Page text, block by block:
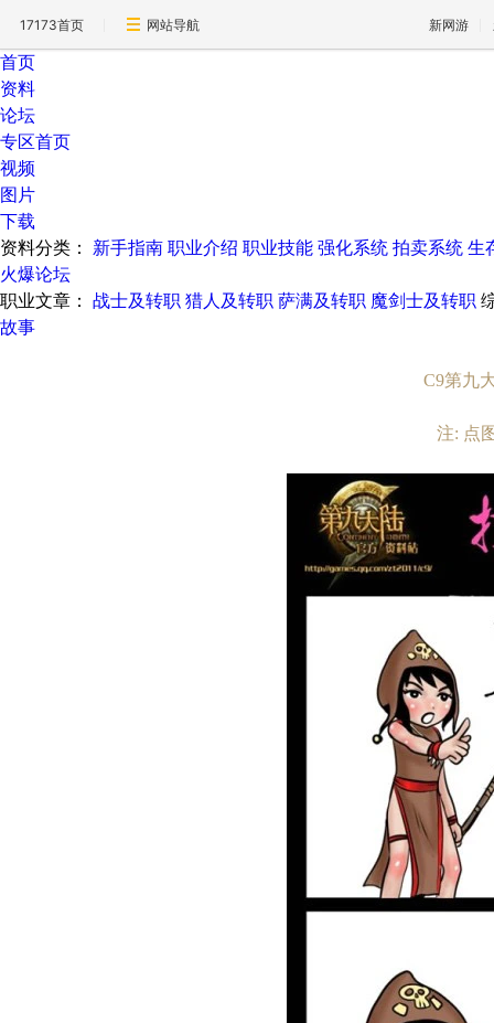
17173首页 网站导航 新网游
首页
资料
论坛
专区首页
视频
图片
下载
资料分类：
新手指南 职业介绍 职业技能 强化系统 拍卖系统 生
火爆论坛
职业文章：
战士及转职 猎人及转职 萨满及转职 魔剑士及转职
故事
C9第九
注: 点